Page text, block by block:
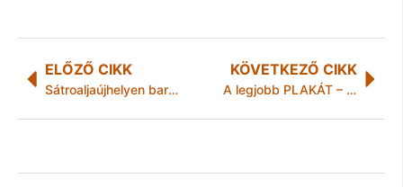
ELŐZŐ CIKK
Sátroaljaújhelyen barkácsáruház nyílt
KÖVETKEZŐ CIKK
A legjobb PLAKÁT – Másodszor